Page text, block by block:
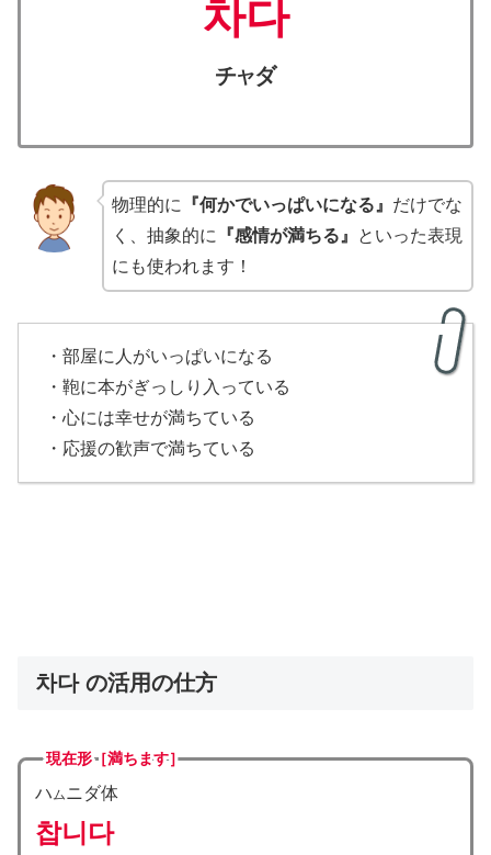
차다
チヤダ
物理的に 『何かでいっぱいになる』 だけでな
く、抽象的に 『感情が満ちる』
といった表現
にも使われます！
・部屋に人がいっぱいになる
・鞄に本がぎっしり入っている
・心には幸せが満ちている
・応援の歓声で満ちている
차다 の活用の仕方
現在形［満ちます］
ハムニダ体
찹니다